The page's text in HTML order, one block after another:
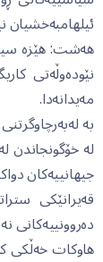
ئیلهامبەخشیان
هەشت: هێزە
نێودەوڵەتی
مەیدانەدا.
بە
لە خۆگونجاندن
جیهانییەکان
قەیرانێکی
دەروونییەکانی
هاوکات خەڵکی